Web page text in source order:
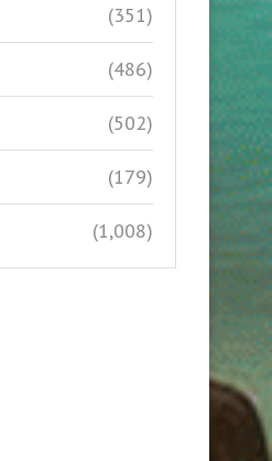
(351)
(486)
(502)
(179)
(1,008)